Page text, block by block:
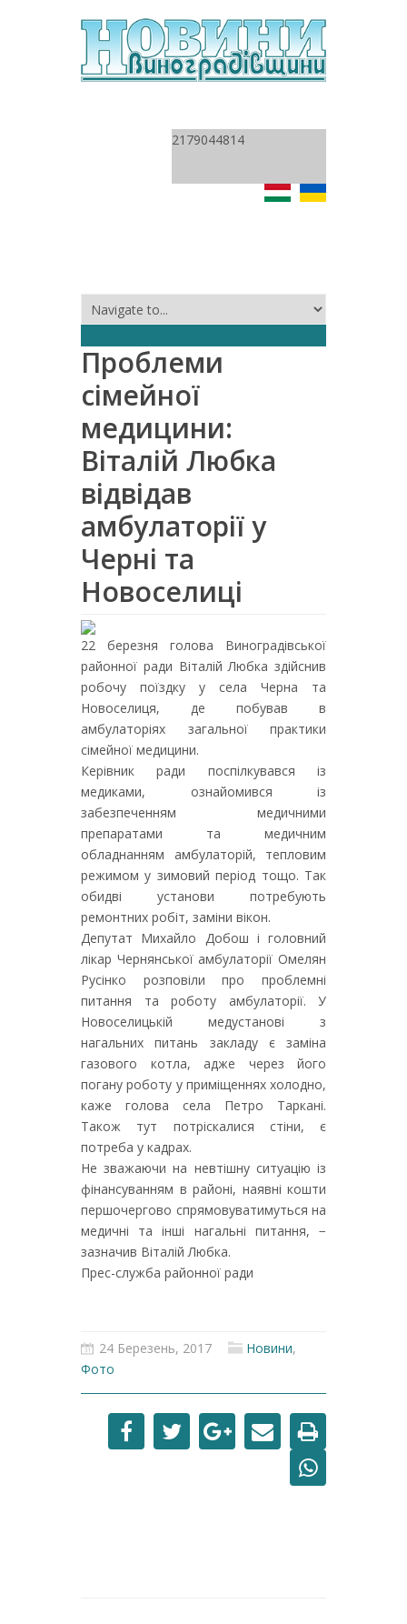
2179044814
Проблеми
сімейної
медицини:
Віталій Любка
відвідав
амбулаторії у
Черні та
Новоселиці
22 березня голова Виноградівської
районної ради Віталій Любка здійснив
робочу поїздку у села Черна та
Новоселиця, де побував в
амбулаторіях загальної практики
сімейної медицини.
Керівник ради поспілкувався із
медиками, ознайомився із
забезпеченням медичними
препаратами та медичним
обладнанням амбулаторій, тепловим
режимом у зимовий період тощо. Так
обидві установи потребують
ремонтних робіт, заміни вікон.
Депутат Михайло Добош і головний
лікар Чернянської амбулаторії Омелян
Русінко розповіли про проблемні
питання та роботу амбулаторії. У
Новоселицькій медустанові з
нагальних питань закладу є заміна
газового котла, адже через його
погану роботу у приміщеннях холодно,
каже голова села Петро Таркані.
Також тут потріскалися стіни, є
потреба у кадрах.
Не зважаючи на невтішну ситуацію із
фінансуванням в районі, наявні кошти
першочергово спрямовуватимуться на
медичні та інші нагальні питання, −
зазначив Віталій Любка.
Прес-служба районної ради
24 Березень, 2017 Новини,
Фото